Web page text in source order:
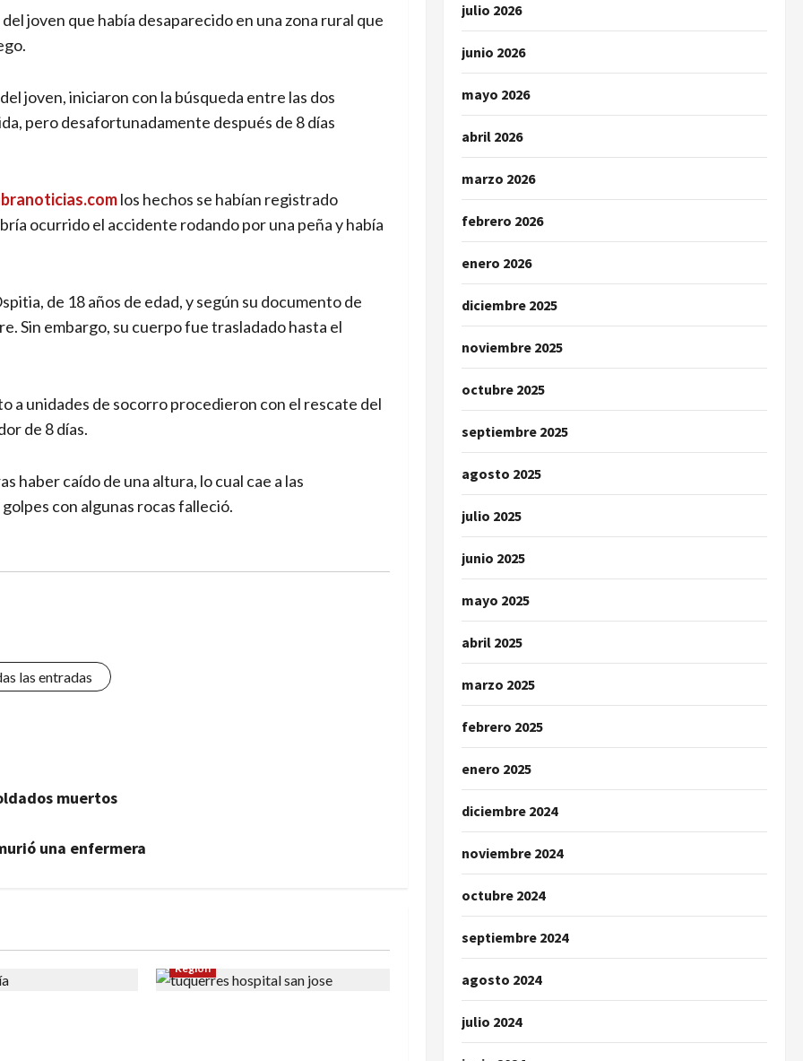
joven que había desaparecido en una zona rural que
joven, iniciaron con la búsqueda entre las dos
pero desafortunadamente después de 8 días
los hechos se habían registrado
ocurrido el accidente rodando por una peña y había
de 18 años de edad, y según su documento de
Sin embargo, su cuerpo fue trasladado hasta el
a unidades de socorro procedieron con el rescate del
de 8 días.
haber caído de una altura, lo cual cae a las
con algunas rocas falleció.
las entradas
muertos
una enfermera
Región
julio 2026
junio 2026
mayo 2026
abril 2026
marzo 2026
febrero 2026
enero 2026
diciembre 2025
noviembre 2025
octubre 2025
septiembre 2025
agosto 2025
julio 2025
junio 2025
mayo 2025
abril 2025
marzo 2025
febrero 2025
enero 2025
diciembre 2024
noviembre 2024
octubre 2024
septiembre 2024
agosto 2024
julio 2024